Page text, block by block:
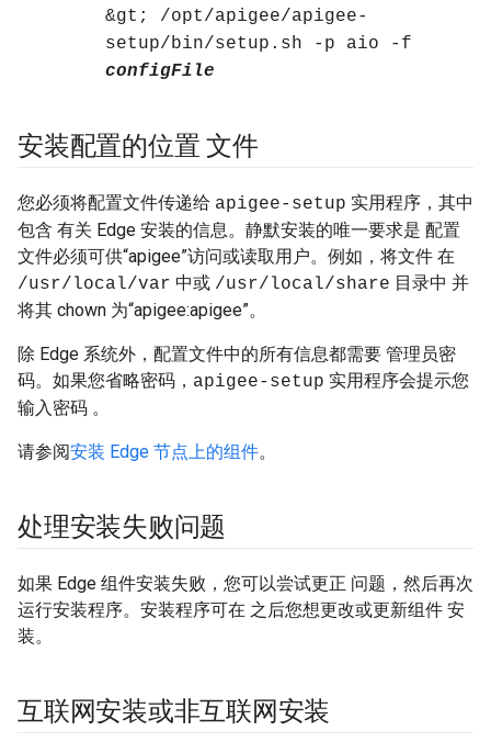
&gt; /opt/apigee/apigee-
setup/bin/setup.sh -p aio -f
configFile
安装配置的位置 文件
您必须将配置文件传递给 apigee-setup 实用程序，其中
包含 有关 Edge 安装的信息。静默安装的唯一要求是 配置
文件必须可供“apigee”访问或读取用户。例如，将文件 在
/usr/local/var 中或 /usr/local/share 目录中 并
将其 chown 为“apigee:apigee”。
除 Edge 系统外，配置文件中的所有信息都需要 管理员密
码。如果您省略密码， apigee-setup 实用程序会提示您
输入密码 。
请参阅安装 Edge 节点上的组件。
处理安装失败问题
如果 Edge 组件安装失败，您可以尝试更正 问题，然后再次
运行安装程序。安装程序可在 之后您想更改或更新组件 安
装。
互联网安装或非互联网安装